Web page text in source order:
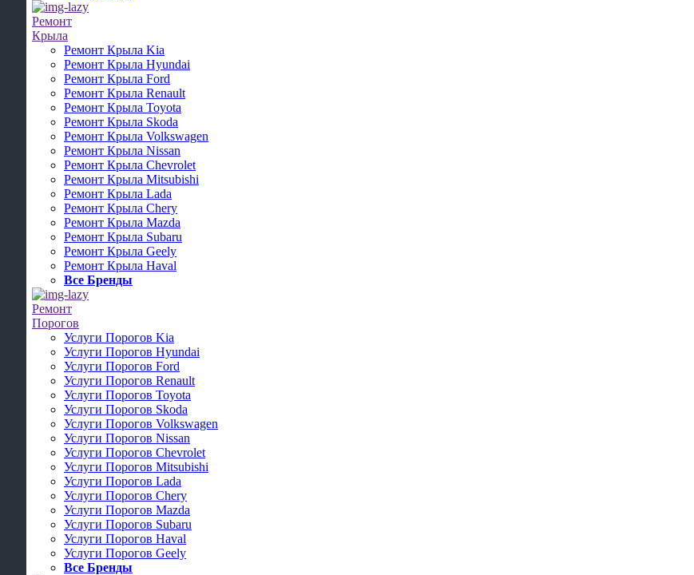
Ремонт
Крыла
Ремонт Крыла Kia
Ремонт Крыла Hyundai
Ремонт Крыла Ford
Ремонт Крыла Renault
Ремонт Крыла Toyota
Ремонт Крыла Skoda
Ремонт Крыла Volkswagen
Ремонт Крыла Nissan
Ремонт Крыла Chevrolet
Ремонт Крыла Mitsubishi
Ремонт Крыла Lada
Ремонт Крыла Chery
Ремонт Крыла Mazda
Ремонт Крыла Subaru
Ремонт Крыла Geely
Ремонт Крыла Haval
Все Бренды
Ремонт
Порогов
Услуги Порогов Kia
Услуги Порогов Hyundai
Услуги Порогов Ford
Услуги Порогов Renault
Услуги Порогов Toyota
Услуги Порогов Skoda
Услуги Порогов Volkswagen
Услуги Порогов Nissan
Услуги Порогов Chevrolet
Услуги Порогов Mitsubishi
Услуги Порогов Lada
Услуги Порогов Chery
Услуги Порогов Mazda
Услуги Порогов Subaru
Услуги Порогов Haval
Услуги Порогов Geely
Все Бренды